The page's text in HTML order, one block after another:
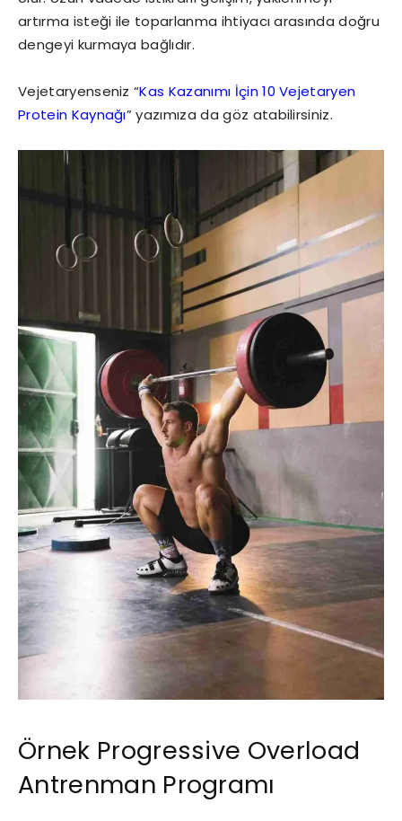
artırma isteği ile toparlanma ihtiyacı arasında doğru
dengeyi kurmaya bağlıdır.
Vejetaryenseniz “Kas Kazanımı İçin 10 Vejetaryen
Protein Kaynağı” yazımıza da göz atabilirsiniz.
Örnek Progressive Overload
Antrenman Programı